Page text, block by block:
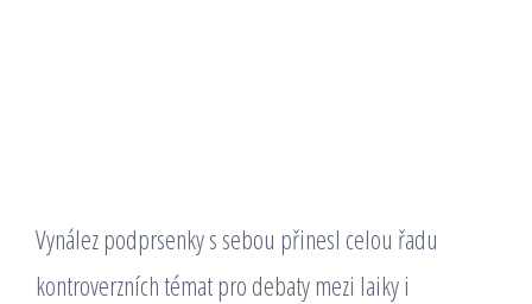
Vynález podprsenky s sebou přinesl celou řadu
kontroverzních témat pro debaty mezi laiky i